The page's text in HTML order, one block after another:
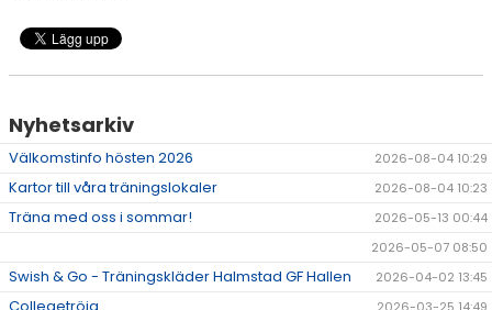
Nyhetsarkiv
Välkomstinfo hösten 2026 2026-08-04 10:29
Kartor till våra träningslokaler 2026-08-04 10:23
Träna med oss i sommar!
2026-05-13 00:44
2026-05-07 08:50
Swish & Go - Träningskläder Halmstad GF Hallen 2026-04-02 13:45